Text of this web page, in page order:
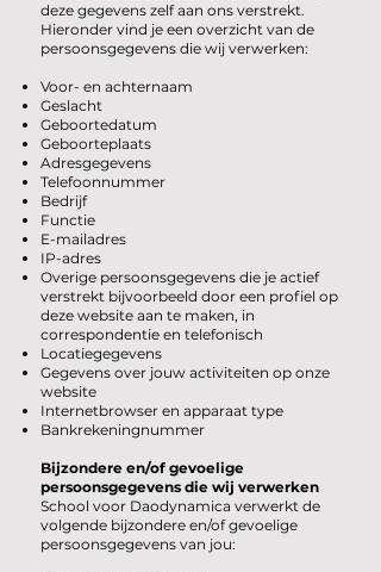
deze gegevens zelf aan ons verstrekt.
Hieronder vind je een overzicht van de
persoonsgegevens die wij verwerken:
Voor- en achternaam
Geslacht
Geboortedatum
Geboorteplaats
Adresgegevens
Telefoonnummer
Bedrijf
Functie
E-mailadres
IP-adres
Overige persoonsgegevens die je actief
verstrekt bijvoorbeeld door een profiel op
deze website aan te maken, in
correspondentie en telefonisch
Locatiegegevens
Gegevens over jouw activiteiten op onze
website
Internetbrowser en apparaat type
Bankrekeningnummer
Bijzondere en/of gevoelige
persoonsgegevens die wij verwerken
School voor Daodynamica verwerkt de
volgende bijzondere en/of gevoelige
persoonsgegevens van jou: